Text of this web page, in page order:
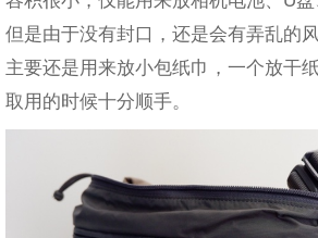
但是由于没有封口，还是会有弄乱的
主要还是用来放小包纸巾，一个放干
取用的时候十分顺手。